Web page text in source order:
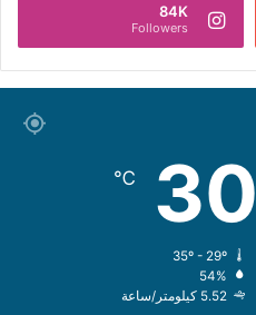
84K
Followers
30
℃
54%
5.52 كيلومتر/ساعة